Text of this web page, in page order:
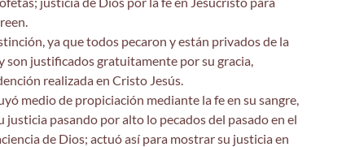
ya que todos pecaron y están privados de la
son justificados gratuitamente por su gracia,
realizada en Cristo Jesús.
medio de propiciación mediante la fe en su sangre,
justicia pasando por alto lo pecados del pasado en el
de Dios; actuó así para mostrar su justicia en